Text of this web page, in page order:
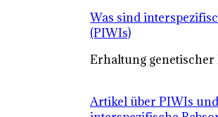
Was sind
(PIWIs)
Erhaltung genetischer
Artikel über PIWIs und